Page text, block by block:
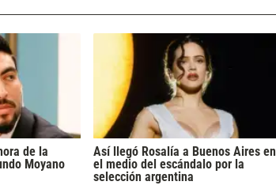
de la
Moyano
Así llegó Rosalía a Buenos Aires en
el medio del escándalo por la
selección argentina